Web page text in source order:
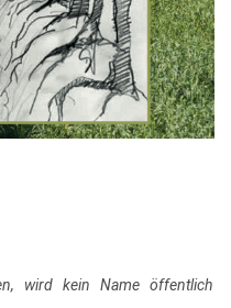
wird kein Name öffentlich